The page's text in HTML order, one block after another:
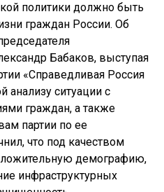
политики должно быть
граждан России. Об
Бабаков, выступая
«Справедливая Россия
анализу ситуации с
граждан, а также
партии по ее
что под качеством
демографию,
инфраструктурных